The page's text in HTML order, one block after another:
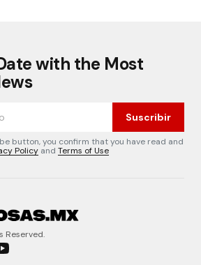
with the Most
Suscribir
button, you confirm that you have read and
Policy and Terms of Use
Reserved.